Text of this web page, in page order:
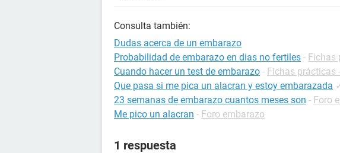
Consulta también:
Dudas acerca de un embarazo
Probabilidad de embarazo en dias no fertiles - Fichas
Cuando hacer un test de embarazo - Fichas prácticas
Que pasa si me pica un alacran y estoy embarazada
23 semanas de embarazo cuantos meses son - Foro
Me pico un alacran - Foro embarazo
1 respuesta